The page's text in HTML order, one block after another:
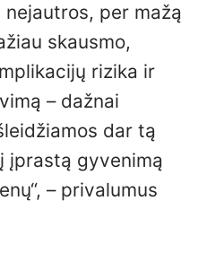
per mažą
skausmo,
rizika ir
– dažnai
dar tą
įprastą gyvenimą
– privalumus